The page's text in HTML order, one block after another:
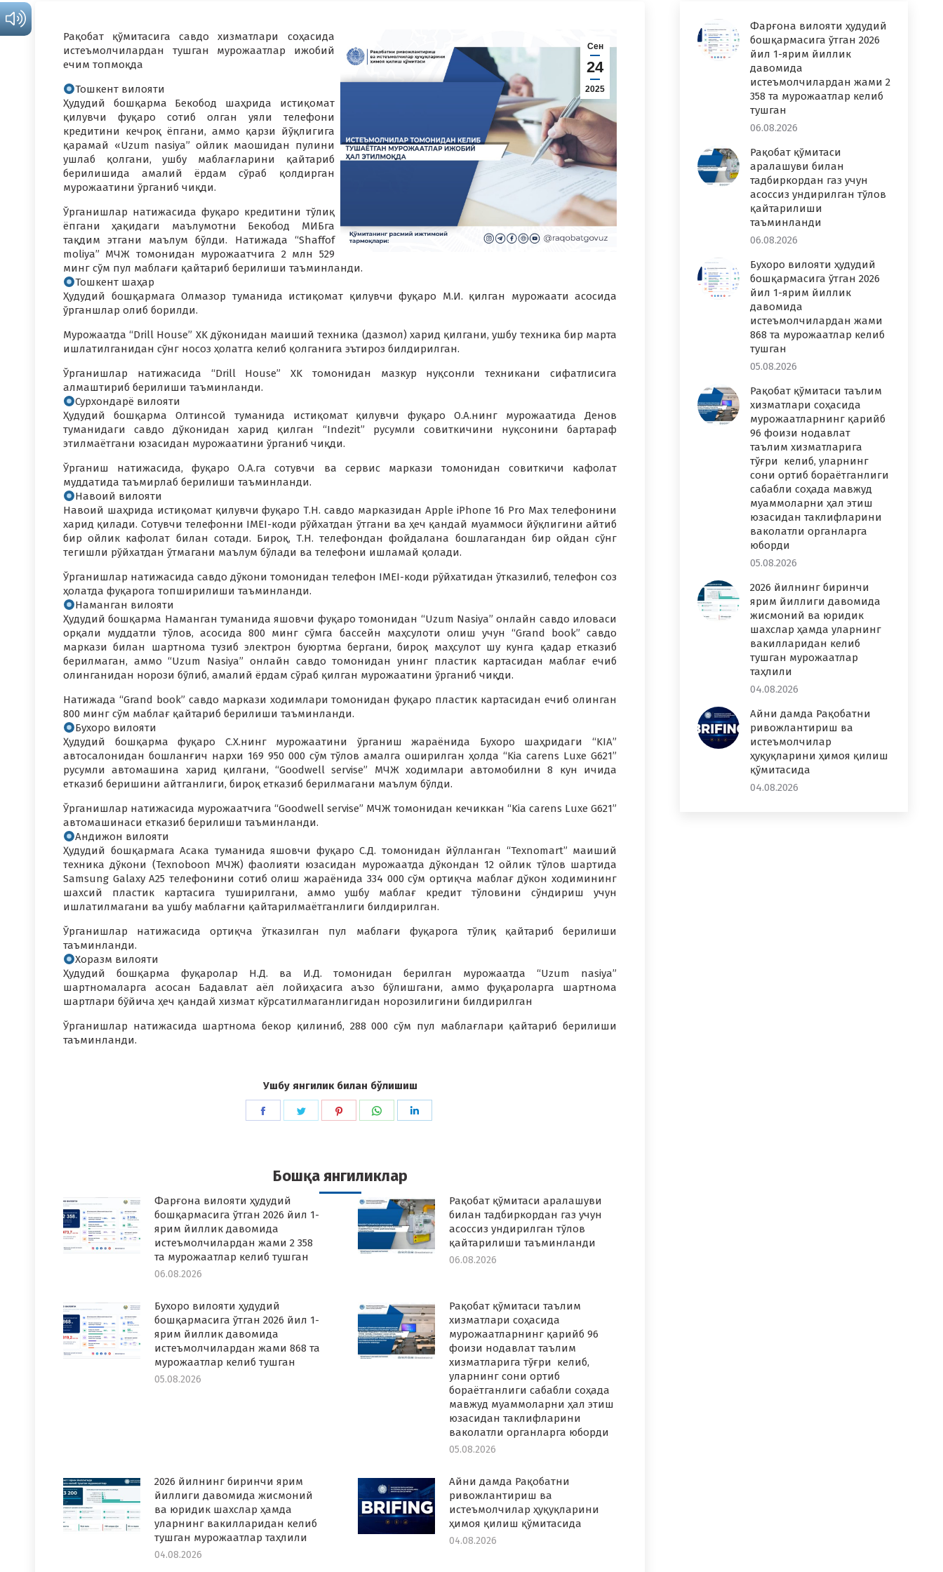
Сен
24
2025
Рақобат қўмитасига савдо хизматлари соҳасида
истеъмолчилардан тушган мурожаатлар ижобий
ечим топмоқда
Тошкент вилояти
Ҳудудий бошқарма Бекобод шаҳрида истиқомат
қилувчи фуқаро сотиб олган уяли телефони
кредитини кечроқ ёпгани, аммо қарзи йўқлигига
қарамай «Uzum nasiya” ойлик маошидан пулини
ушлаб қолгани, ушбу маблағларини қайтариб
берилишида амалий ёрдам сўраб қолдирган
мурожаатини ўрганиб чиқди.
Ўрганишлар натижасида фуқаро кредитини тўлиқ
ёпгани ҳақидаги маълумотни Бекобод МИБга
тақдим этгани маълум бўлди. Натижада “Shaffof
moliya” МЧЖ томонидан мурожаатчига 2 млн 529
минг сўм пул маблағи қайтариб берилиши таъминланди.
Тошкент шаҳар
Ҳудудий бошқармага Олмазор туманида истиқомат қилувчи фуқаро М.И. қилган мурожаати асосида
ўрганшлар олиб борилди.
Мурожаатда “Drill House” XK дўконидан маиший техника (дазмол) харид қилгани, ушбу техника бир марта
ишлатилганидан сўнг носоз ҳолатга келиб қолганига эътироз билдирилган.
Ўрганишлар натижасида “Drill House” XK томонидан мазкур нуқсонли техникани сифатлисига
алмаштириб берилиши таъминланди.
Сурхондарё вилояти
Ҳудудий бошқарма Олтинсой туманида истиқомат қилувчи фуқаро О.А.нинг мурожаатида Денов
туманидаги савдо дўконидан харид қилган “Indezit” русумли совиткичини нуқсонини бартараф
этилмаётгани юзасидан мурожаатини ўрганиб чиқди.
Ўрганиш натижасида, фуқаро О.А.га сотувчи ва сервис маркази томонидан совиткичи кафолат
муддатида таъмирлаб берилиши таъминланди.
Навоий вилояти
Навоий шаҳрида истиқомат қилувчи фуқаро Т.Н. савдо марказидан Apple iPhone 16 Pro Max телефонини
харид қилади. Сотувчи телефонни IMEI-коди рўйхатдан ўтгани ва ҳеч қандай муаммоси йўқлигини айтиб
бир ойлик кафолат билан сотади. Бироқ, Т.Н. телефондан фойдалана бошлагандан бир ойдан сўнг
тегишли рўйхатдан ўтмагани маълум бўлади ва телефони ишламай қолади.
Ўрганишлар натижасида савдо дўкони томонидан телефон IMEI-коди рўйхатидан ўтказилиб, телефон соз
ҳолатда фуқарога топширилиши таъминланди.
Наманган вилояти
Ҳудудий бошқарма Наманган туманида яшовчи фуқаро томонидан “Uzum Nasiya” онлайн савдо иловаси
орқали муддатли тўлов, асосида 800 минг сўмга бассейн маҳсулоти олиш учун “Grand book” савдо
маркази билан шартнома тузиб электрон буюртма бергани, бироқ маҳсулот шу кунга қадар етказиб
берилмаган, аммо “Uzum Nasiya” онлайн савдо томонидан унинг пластик картасидан маблағ ечиб
олинганидан норози бўлиб, амалий ёрдам сўраб қилган мурожаатини ўрганиб чиқди.
Натижада “Grand book” савдо маркази ходимлари томонидан фуқаро пластик картасидан ечиб олинган
800 минг сўм маблағ қайтариб берилиши таъминланди.
Бухоро вилояти
Ҳудудий бошқарма фуқаро С.Х.нинг мурожаатини ўрганиш жараёнида Бухоро шаҳридаги “KIA”
автосалонидан бошланғич нархи 169 950 000 сўм тўлов амалга оширилган ҳолда “Kia carens Luxe G621”
русумли автомашина харид қилгани, “Goodwell servise” МЧЖ ходимлари автомобилни 8 кун ичида
етказиб беришини айтганлиги, бироқ етказиб берилмагани маълум бўлди.
Ўрганишлар натижасида мурожаатчига “Goodwell servise” МЧЖ томонидан кечиккан “Kia carens Luxe G621”
автомашинаси етказиб берилиши таъминланди.
Андижон вилояти
Ҳудудий бошқармага Асака туманида яшовчи фуқаро С.Д. томонидан йўлланган “Texnomart” маиший
техника дўкони (Texnoboon МЧЖ) фаолияти юзасидан мурожаатда дўкондан 12 ойлик тўлов шартида
Samsung Galaxy A25 телефонини сотиб олиш жараёнида 334 000 сўм ортиқча маблағ дўкон ходимининг
шахсий пластик картасига туширилгани, аммо ушбу маблағ кредит тўловини сўндириш учун
ишлатилмагани ва ушбу маблағни қайтарилмаётганлиги билдирилган.
Ўрганишлар натижасида ортиқча ўтказилган пул маблағи фуқарога тўлиқ қайтариб берилиши
таъминланди.
Хоразм вилояти
Ҳудудий бошқарма фуқаролар Н.Д. ва И.Д. томонидан берилган мурожаатда “Uzum nasiya”
шартномаларга асосан Бадавлат аёл лойиҳасига аъзо бўлишгани, аммо фуқароларга шартнома
шартлари бўйича ҳеч қандай хизмат кўрсатилмаганлигидан норозилигини билдирилган
Ўрганишлар натижасида шартнома бекор қилиниб, 288 000 сўм пул маблағлари қайтариб берилиши
таъминланди.
Ушбу янгилик билан бўлишиш
Share
Share
Share
Share
Бошқа янгиликлар
Фарғона вилояти ҳудудий
бошқармасига ўтган 2026 йил 1-
ярим йиллик давомида
истеъмолчилардан жами 2 358
та мурожаатлар келиб тушган
06.08.2026
Рақобат қўмитаси аралашуви
билан тадбиркордан газ учун
асоссиз ундирилган тўлов
қайтарилиши таъминланди
06.08.2026
Бухоро вилояти ҳудудий
бошқармасига ўтган 2026 йил 1-
ярим йиллик давомида
истеъмолчилардан жами 868 та
мурожаатлар келиб тушган
05.08.2026
Рақобат қўмитаси таълим
хизматлари соҳасида
мурожаатларнинг қарийб 96
фоизи нодавлат таълим
хизматларига тўғри келиб,
уларнинг сони ортиб
бораётганлиги сабабли соҳада
мавжуд муаммоларни ҳал этиш
юзасидан таклифларини
ваколатли органларга юборди
05.08.2026
2026 йилнинг биринчи ярим
йиллиги давомида жисмоний
ва юридик шахслар ҳамда
уларнинг вакилларидан келиб
тушган мурожаатлар таҳлили
04.08.2026
Айни дамда Рақобатни
ривожлантириш ва
истеъмолчилар ҳуқуқларини
ҳимоя қилиш қўмитасида
04.08.2026
Фарғона вилояти ҳудудий
бошқармасига ўтган 2026
йил 1-ярим йиллик
давомида
истеъмолчилардан жами 2
358 та мурожаатлар келиб
тушган
06.08.2026
Рақобат қўмитаси
аралашуви билан
тадбиркордан газ учун
асоссиз ундирилган тўлов
қайтарилиши
таъминланди
06.08.2026
Бухоро вилояти ҳудудий
бошқармасига ўтган 2026
йил 1-ярим йиллик
давомида
истеъмолчилардан жами
868 та мурожаатлар келиб
тушган
05.08.2026
Рақобат қўмитаси таълим
хизматлари соҳасида
мурожаатларнинг қарийб
96 фоизи нодавлат
таълим хизматларига
тўғри келиб, уларнинг
сони ортиб бораётганлиги
сабабли соҳада мавжуд
муаммоларни ҳал этиш
юзасидан таклифларини
ваколатли органларга
юборди
05.08.2026
2026 йилнинг биринчи
ярим йиллиги давомида
жисмоний ва юридик
шахслар ҳамда уларнинг
вакилларидан келиб
тушган мурожаатлар
таҳлили
04.08.2026
Айни дамда Рақобатни
ривожлантириш ва
истеъмолчилар
ҳуқуқларини ҳимоя қилиш
қўмитасида
04.08.2026